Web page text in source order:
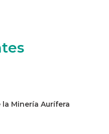
Minería Aurífera